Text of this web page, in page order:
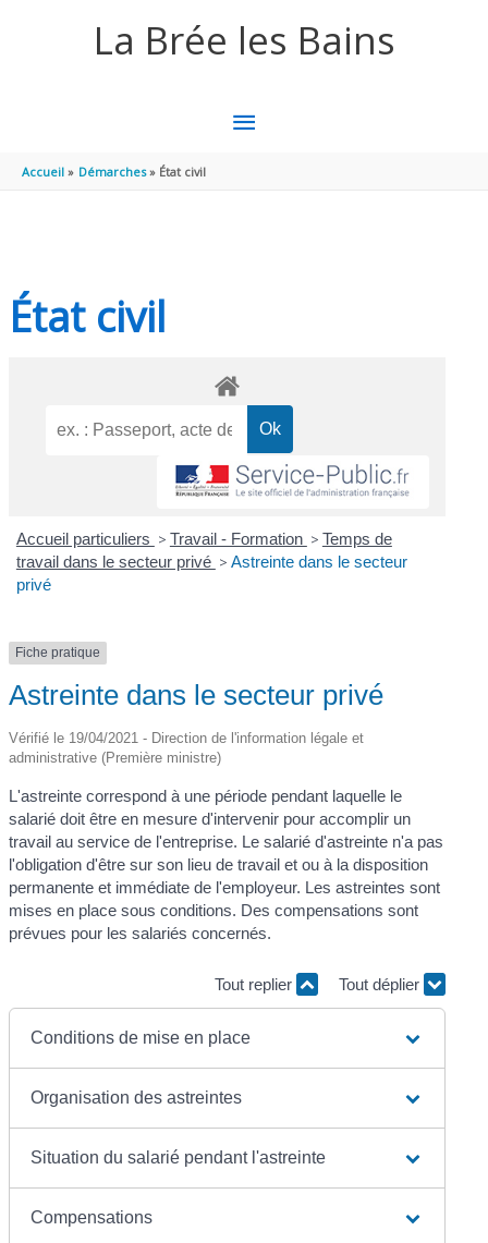
La Brée les Bains
MENU
Accueil Démarches État civil
État civil
Accueil particuliers > Travail - Formation > Temps de
travail dans le secteur privé > Astreinte dans le secteur
privé
Fiche pratique
Astreinte dans le secteur privé
Vérifié le 19/04/2021 - Direction de l'information légale et
administrative (Première ministre)
L'astreinte correspond à une période pendant laquelle le
salarié doit être en mesure d'intervenir pour accomplir un
travail au service de l'entreprise. Le salarié d'astreinte n'a pas
l'obligation d'être sur son lieu de travail et ou à la disposition
permanente et immédiate de l'employeur. Les astreintes sont
mises en place sous conditions. Des compensations sont
prévues pour les salariés concernés.
Tout replier Tout déplier
Conditions de mise en place
Organisation des astreintes
Situation du salarié pendant l'astreinte
Compensations